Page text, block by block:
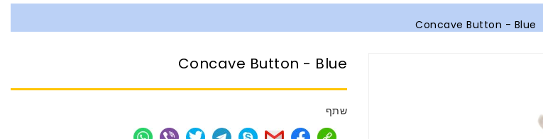
Concave Button - Blue
Concave Button - Blue
שתף